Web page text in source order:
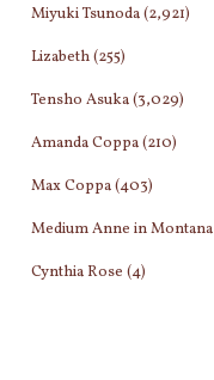
Miyuki Tsunoda(2,921)
Lizabeth(255)
Tensho Asuka(3,029)
Amanda Coppa(210)
Max Coppa(403)
Medium Anne in Montana
Cynthia Rose (4)